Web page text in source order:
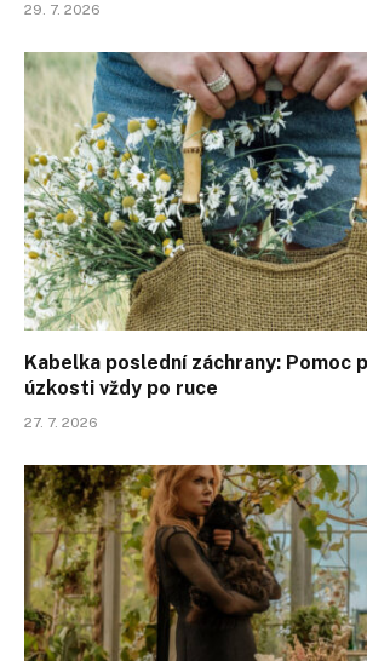
29. 7. 2026
Kabelka poslední záchrany: Pomoc
úzkosti vždy po ruce
27. 7. 2026